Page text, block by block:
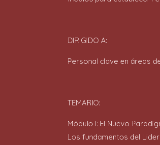
DIRIGIDO A:
Personal clave en áreas
TEMARIO:
Módulo I: El Nuevo
Los fundamentos del